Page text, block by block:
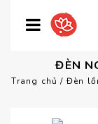
ĐÈN
Trang chủ / Đèn